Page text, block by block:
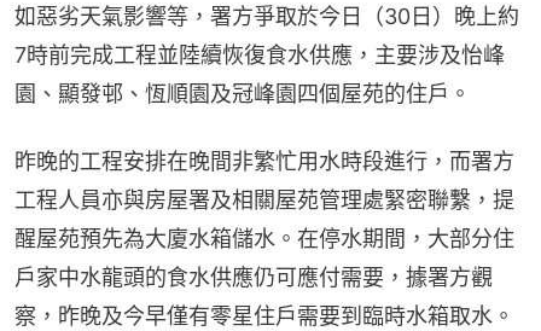
如惡劣天氣影響等，署方爭取於今日（30日）晚上約
7時前完成工程並陸續恢復食水供應，主要涉及怡峰
園、顯發邨、恆順園及冠峰園四個屋苑的住戶。
昨晚的工程安排在晚間非繁忙用水時段進行，而署方
工程人員亦與房屋署及相關屋苑管理處緊密聯繫，提
醒屋苑預先為大廈水箱儲水。在停水期間，大部分住
戶家中水龍頭的食水供應仍可應付需要，據署方觀
察，昨晚及今早僅有零星住戶需要到臨時水箱取水。